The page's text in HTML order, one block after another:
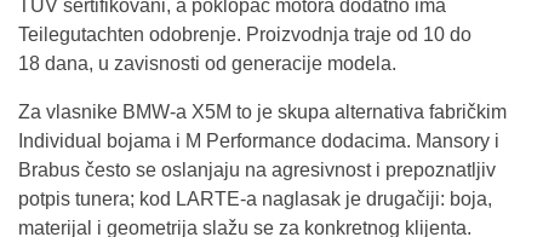
TÜV sertifikovani, a poklopac motora dodatno ima
Teilegutachten odobrenje. Proizvodnja traje od 10 do
18 dana, u zavisnosti od generacije modela.
Za vlasnike BMW-a X5M to je skupa alternativa fabričkim
Individual bojama i M Performance dodacima. Mansory i
Brabus često se oslanjaju na agresivnost i prepoznatljiv
potpis tunera; kod LARTE-a naglasak je drugačiji: boja,
materijal i geometrija slažu se za konkretnog klijenta.